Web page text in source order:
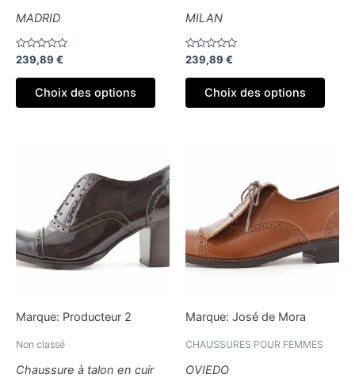
MADRID
Note
0
sur
239,89 €
Choix des options
produit
MILAN
Note
0
sur
239,89 €
Choix des options
Marque: Producteur 2
Non classé
Chaussure à talon en cuir
produit
a
plusieurs
variations.
options
choisiesMarque: José de Mora
CHAUSSURES POUR FEMMES
OVIEDO
a
Les